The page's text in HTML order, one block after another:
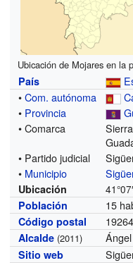
Ubicación de Mojares en la
País
•Com. autónoma
• Provincia
• Comarca
• Partido judicial
• Municipio
Ubicación
Población
15
Código postal
19264
Alcalde (2011)
Sitio web